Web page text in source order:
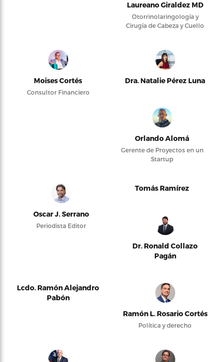
Laureano Giraldez MD
Otorrinolaringología y
Cirugía de Cabeza y Cuello
Moises Cortés
Consultor Financiero
Dra. Natalie Pérez Luna
Orlando Alomá
Gerente de Proyectos en un
Startup
Oscar J. Serrano
Periodista Editor
Tomás Ramírez
Dr. Ronald Collazo
Pagán
Lcdo. Ramón Alejandro
Pabón
Ramón L. Rosario Cortés
Política y derecho